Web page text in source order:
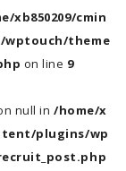
xb850209/cmin
wptouch/theme
on line 9
null in/home/x
plugins/wp